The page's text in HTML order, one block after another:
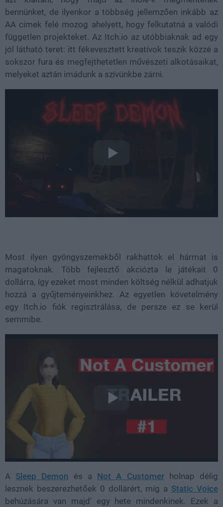
bennünket, de ilyenkor a többség jellemzően inkább az
AA címek felé mozog ahelyett, hogy felkutatná a valódi
független projekteket. Az Itch.io az utóbbiaknak ad egy
jól látható teret: itt fékevesztett kreatívok teszik közzé a
sokszor fura és megfejthetetlen művészeti alkotásaikat,
melyeket aztán imádunk a szívünkbe zárni.
Most ilyen gyöngyszemekből rakhattok el hármat is
magatoknak. Több fejlesztő akciózta le játékait 0
dollárra, így ezeket most minden költség nélkül adhatjuk
hozzá a gyűjteményeinkhez. Az egyetlen követelmény
egy Itch.io fiók regisztrálása, de persze ez se kerül
semmibe.
A Sleep Demon és a Not A Customerholnap délig
lesznek beszerezhetőek 0 dollárért, míg a Static Voice
behúzására van majd' egy hete mindenkinek. Ezek a